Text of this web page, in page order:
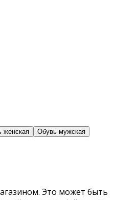
женская
Обувь мужская
Это может быть